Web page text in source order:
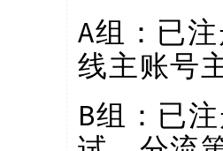
A组：已
线主账号
B组：已